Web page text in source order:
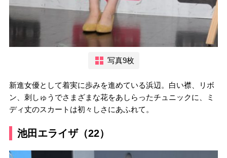
写真9枚
新進女優として着実に歩みを進めている浜辺。白い襟、リボ
ン、刺しゅうでさまざまな花をあしらったチュニックに、ミ
ディ丈のスカートは初々しさにあふれて。
池田エライザ（22）